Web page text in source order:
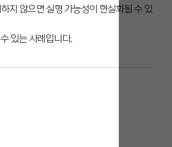
지 않으면 실형 가능성이 현실화될 수 있
있는 사례입니다.